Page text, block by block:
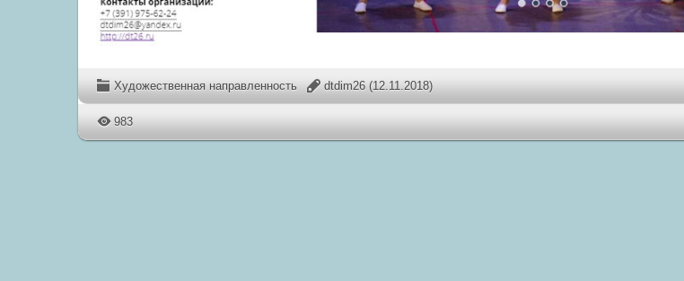
Художественная направленность dtdim26 (12.11.2018)
983